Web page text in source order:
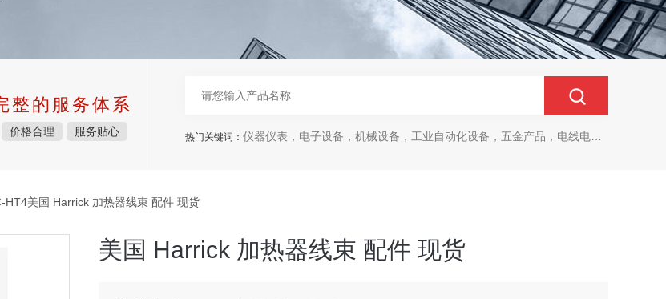
整的服务体系
价格合理 服务贴心 热门关键词： 仪器仪表，电子设备，机械设备，工业自动化设备，五金产品，电线电缆，金属材料，电子
HT4美国 Harrick 加热器线束 配件 现货
美国 Harrick 加热器线束 配件 现货